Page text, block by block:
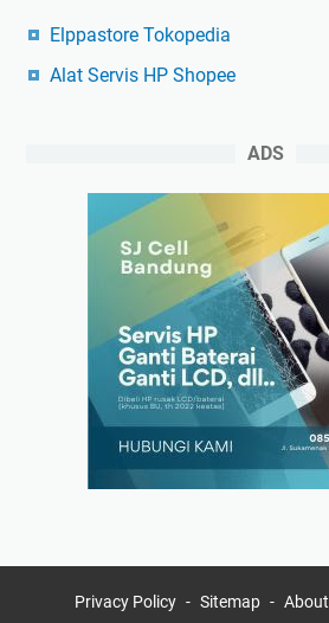
Elppastore Tokopedia
Alat Servis HP Shopee
ADS
Privacy Policy Sitemap About